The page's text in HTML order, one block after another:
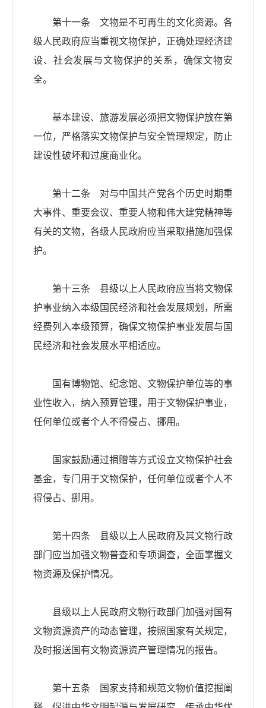
第十一条 文物是不可再生的文化资源。各
级人民政府应当重视文物保护，正确处理经济建
设、社会发展与文物保护的关系，确保文物安
全。
基本建设、旅游发展必须把文物保护放在第
一位，严格落实文物保护与安全管理规定，防止
建设性破坏和过度商业化。
第十二条 对与中国共产党各个历史时期重
大事件、重要会议、重要人物和伟大建党精神等
有关的文物，各级人民政府应当采取措施加强保
护。
第十三条 县级以上人民政府应当将文物保
护事业纳入本级国民经济和社会发展规划，所需
经费列入本级预算，确保文物保护事业发展与国
民经济和社会发展水平相适应。
国有博物馆、纪念馆、文物保护单位等的事
业性收入，纳入预算管理，用于文物保护事业，
任何单位或者个人不得侵占、挪用。
国家鼓励通过捐赠等方式设立文物保护社会
基金，专门用于文物保护，任何单位或者个人不
得侵占、挪用。
第十四条 县级以上人民政府及其文物行政
部门应当加强文物普查和专项调查，全面掌握文
物资源及保护情况。
县级以上人民政府文物行政部门加强对国有
文物资源资产的动态管理，按照国家有关规定，
及时报送国有文物资源资产管理情况的报告。
第十五条 国家支持和规范文物价值挖掘阐